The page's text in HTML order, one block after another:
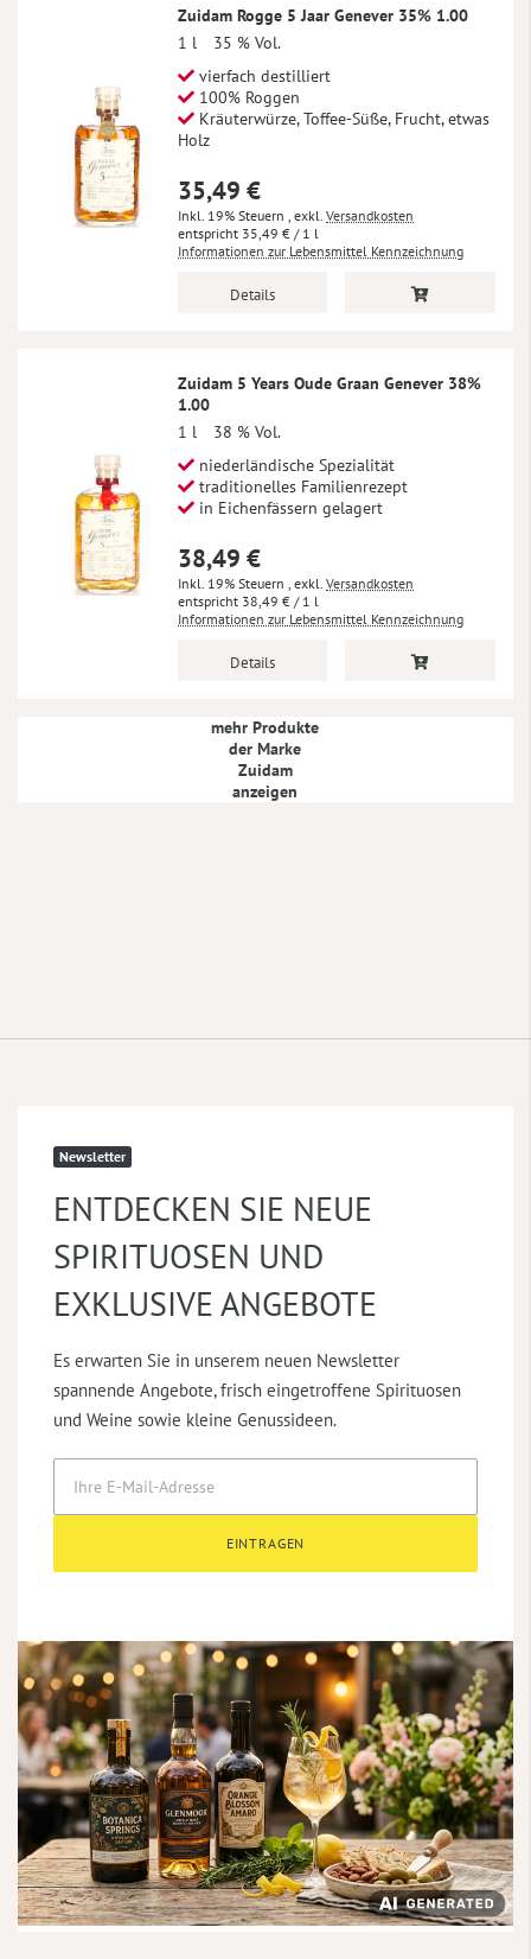
Zuidam Rogge 5 Jaar Genever 35% 1.00
1 l
35 % Vol.
vierfach destilliert
100% Roggen
Kräuterwürze, Toffee-Süße, Frucht, etwas
Holz
35,49 €
Inkl. 19% Steuern , exkl. Versandkosten
35,49 € / 1 l
Informationen zur Lebensmittel Kennzeichnung
Details
Zuidam 5 Years Oude Graan Genever 38%
1.00
1 l
38 % Vol.
niederländische Spezialität
traditionelles Familienrezept
in Eichenfässern gelagert
38,49 €
Inkl. 19% Steuern , exkl. Versandkosten
38,49 € / 1 l
Informationen zur Lebensmittel Kennzeichnung
Details
mehr Produkte
der Marke
Zuidam
anzeigen
Newsletter
ENTDECKEN SIE NEUE
SPIRITUOSEN UND
EXKLUSIVE ANGEBOTE
Es erwarten Sie in unserem neuen Newsletter
spannende Angebote, frisch eingetroffene Spirituosen
und Weine sowie kleine Genussideen.
EINTRAGEN